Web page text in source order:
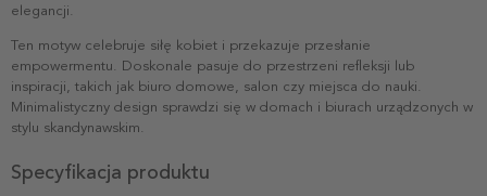
elegancji.
Ten motyw celebruje siłę kobiet i przekazuje przesłanie
empowermentu. Doskonale pasuje do przestrzeni refleksji lub
inspiracji, takich jak biuro domowe, salon czy miejsca do nauki.
Minimalistyczny design sprawdzi się w domach i biurach urządzonych w
stylu skandynawskim.
Specyfikacja produktu